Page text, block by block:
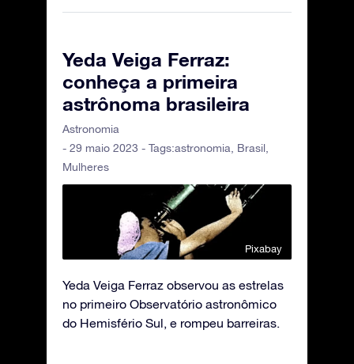
Yeda Veiga Ferraz:
conheça a primeira
astrônoma brasileira
Astronomia
- 29 maio 2023 - Tags:astronomia Brasil
Mulheres
Pixabay
Yeda Veiga Ferraz observou as estrelas
no primeiro Observatório astronômico
do Hemisfério Sul, e rompeu barreiras.